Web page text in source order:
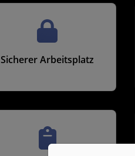
Sicherer Arbeitsplatz